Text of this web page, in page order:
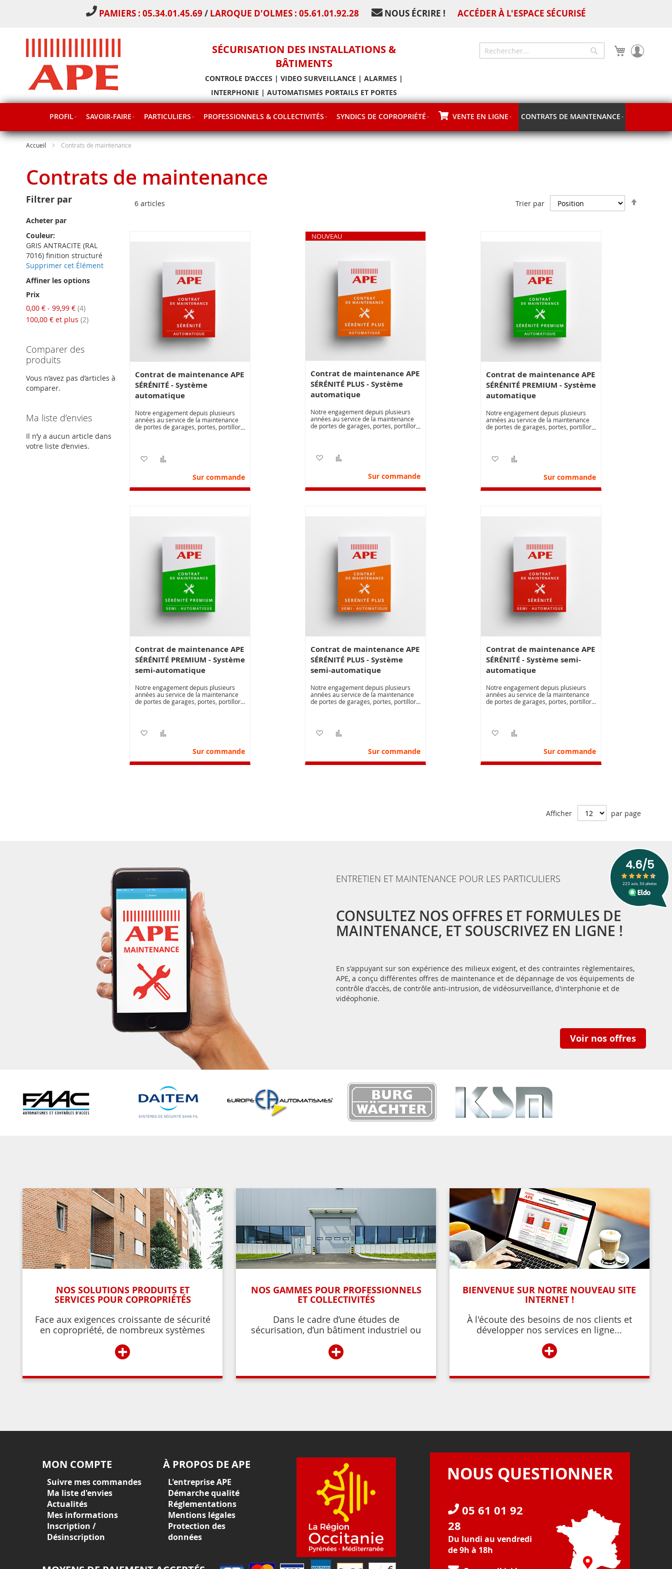
PAMIERS : 05.34.01.45.69/ LAROQUE D'OLMES : 05.61.01.92.28 NOUS ÉCRIRE ! ACCÉDER À L'ESPACE SÉCURISÉ
SÉCURISATION DES INSTALLATIONS &
BÂTIMENTS
CONTROLE D’ACCES | VIDEO SURVEILLANCE | ALARMES |
INTERPHONIE | AUTOMATISMES PORTAILS ET PORTES
Mon panier
Chercher
PROFIL SAVOIR-FAIRE PARTICULIERS PROFESSIONNELS & COLLECTIVITÉS SYNDICS DE COPROPRIÉTÉ VENTE EN LIGNE CONTRATS DE MAINTENANCE
Accueil Contrats de maintenance
Contrats de maintenance
6articles Trier par
Contrat de maintenance APE
SÉRÉNITÉ - Système
automatique
Notre engagement depuis plusieurs
années au service de la maintenance
de portes de garages, portes, portillons
besoins.Ajouter à ma liste d’envie
Sur commande
NOUVEAU
Contrat de maintenance APE
SÉRÉNITÉ PLUS - Système
automatique
Notre engagement depuis plusieurs
années au service de la maintenance
de portes de garages, portes, portillons
vos besoins.Ajouter à ma liste d’envie
Sur commande
Contrat de maintenance APE
SÉRÉNITÉ PREMIUM - Système
automatique
Notre engagement depuis plusieurs
années au service de la maintenance
de portes de garages, portes, portillons
vos besoins.Ajouter à ma liste d’envie
Sur commande
Contrat de maintenance APE
SÉRÉNITÉ PREMIUM - Système
semi-automatique
Notre engagement depuis plusieurs
années au service de la maintenance
de portes de garages, portes, portillons
automatiques, nous permet de vous
vos besoins.Ajouter à ma liste d’envie
Sur commande
Contrat de maintenance APE
SÉRÉNITÉ PLUS - Système
semi-automatique
Notre engagement depuis plusieurs
années au service de la maintenance
de portes de garages, portes, portillons
automatiques, nous permet de vous
vos besoins.Ajouter à ma liste d’envie
Sur commande
Contrat de maintenance APE
SÉRÉNITÉ - Système semi-
automatique
Notre engagement depuis plusieurs
années au service de la maintenance
de portes de garages, portes, portillons
automatiques, nous permet de vous
vos besoins.Ajouter à ma liste d’envie
Sur commande
Afficher par page
Filtrer par
Acheter par
Couleur
GRIS ANTRACITE (RAL
7016) finition structuré
Supprimer cet Élément
Affiner les options
Prix
0,00 € - 99,99 € 4articles
100,00 € et plus 2articles
Comparer des
produits
Vous n’avez pas d’articles à
comparer.
Ma liste d’envies
Il n’y a aucun article dans
votre liste d’envies.
ENTRETIEN ET MAINTENANCE POUR LES PARTICULIERS
CONSULTEZ NOS OFFRES ET FORMULES DE
MAINTENANCE, ET SOUSCRIVEZ EN LIGNE !
En s'appuyant sur son expérience des milieux exigent, et des contraintes règlementaires,
APE, a conçu différentes offres de maintenance et de dépannage de vos équipements de
contrôle d'accès, de contrôle anti-intrusion, de vidéosurveillance, d'interphonie et de
vidéophonie.
Voir nos offres
NOS SOLUTIONS PRODUITS ET
SERVICES POUR COPROPRIÉTÉS
Face aux exigences croissante de sécurité
en copropriété, de nombreux systèmes
l’accès à l’immeuble aux résidents ou aux
personnes autorisées par ces derniers.
+
NOS GAMMES POUR PROFESSIONNELS
ET COLLECTIVITÉS
Dans le cadre d’une études de
sécurisation, d’un bâtiment industriel ou
du public,
+
BIENVENUE SUR NOTRE NOUVEAU SITE
INTERNET !
À l'écoute des besoins de nos clients et
développer nos services en ligne...
+
MON COMPTE
Suivre mes commandes
Ma liste d'envies
Actualités
Mes informations
Inscription /
Désinscription
À PROPOS DE APE
L'entreprise APE
Démarche qualité
Réglementations
Mentions légales
Protection des
données
NOUS QUESTIONNER
05 61 01 92
28
Du lundi au vendredi
de 9h à 18h